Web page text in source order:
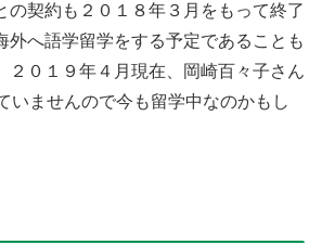
の契約も２０１８年３月をもって終了
外へ語学留学をする予定であることも
２０１９年４月現在、岡崎百々子さん
いませんので今も留学中なのかもし